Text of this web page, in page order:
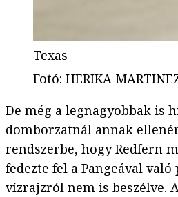
Texas
Fotó: HERIKA
De még a legnagyobbak is
domborzatnál annak
rendszerbe, hogy Redfern
fedezte fel a Pangeával
vízrajzról nem is beszélve.